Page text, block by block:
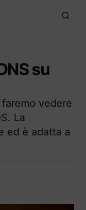
su
vedere
La
ed è adatta a